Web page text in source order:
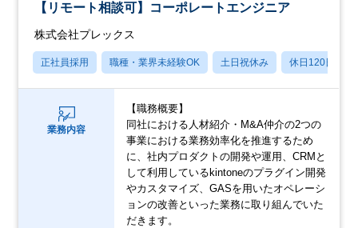
【リモート相談可】コーポレートエンジニア
株式会社プレックス
正社員採用 職種・業界未経験OK 土日祝休み 休日120日以上
業務内容
【職務概要】
同社における人材紹介・M&A仲介の2つの
事業における業務効率化を推進するため
に、社内プロダクトの開発や運用、CRMと
して利用しているkintoneのプラグイン開発
やカスタマイズ、GASを用いたオペレーシ
ョンの改善といった業務に取り組んでいた
だきます。